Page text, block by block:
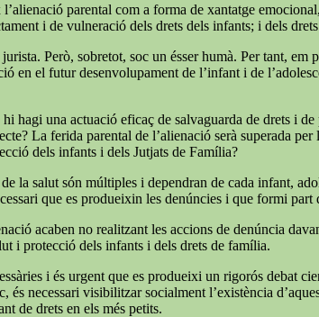
parental com a forma de xantatge
i de vulneració dels drets dels infants; i dels
Però, sobretot, soc un ésser humà. Per tant,
en el futur desenvolupament de l’infant i de
hagi una actuació eficaç de salvaguarda de drets i
La ferida parental de l’alienació serà superada
dels infants i dels Jutjats de Família?
la salut són múltiples i dependran de cada infant,
que es produeixin les denúncies i que formi
acaben no realitzant les accions de denúncia
i protecció dels infants i dels drets de família.
i és urgent que es produeixi un rigorós debat
necessari visibilitzar socialment l’existència
de drets en els més petits.